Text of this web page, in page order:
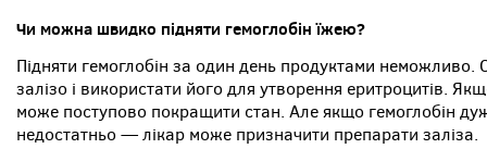
Чи можна швидко підняти гемоглобін їжею?
Підняти гемоглобін за один день продуктами неможливо.
залізо і використати його для утворення еритроцитів.
може поступово покращити стан. Але якщо гемоглобін
недостатньо — лікар може призначити препарати заліза.